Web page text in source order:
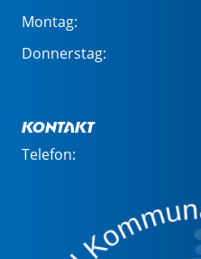
Montag:
Donnerstag:
Kontakt
Telefon: